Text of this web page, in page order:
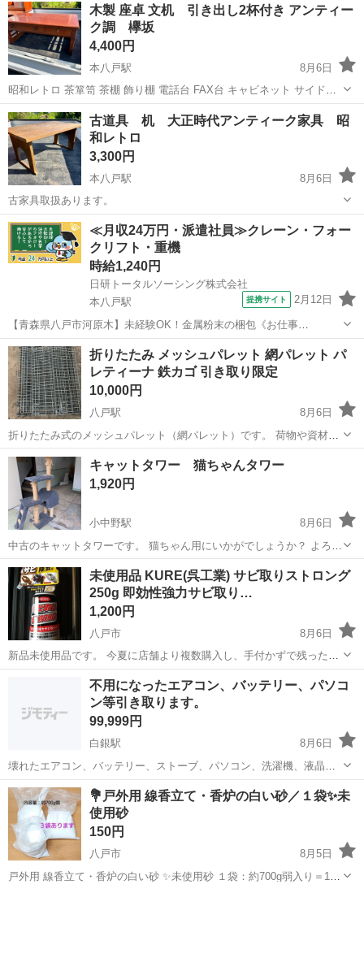
木製 座卓 文机 引き出し2杯付き アンティー
ク調 欅坂
4,400円
本八戸駅
8月6日
昭和レトロ 茶箪笥 茶棚 飾り棚 電話台 FAX台 キャビネット サイドボ
ード 収納棚 和家具 民芸家具 古民家 アンティーク ヴィンテージ レト
ロ家具 天然木 無垢調 チェスト 引き出し収納 和モダン
青森 八戸市 本八戸駅 その他
古道具 机 大正時代アンティーク家具 昭
和レトロ
3,300円
本八戸駅
8月6日
古家具取扱あります。
青森 八戸市 本八戸駅 その他
≪月収24万円・派遣社員≫クレーン・フォー
クリフト・重機
時給1,240円
日研トータルソーシング株式会社
本八戸駅
提携サイト 2月12日
【青森県八戸市河原木】未経験OK！金属粉末の梱包《お仕事
No.2A160》 お仕事について 金属粉末をビニール袋へ梱包していく作
業や、粉末をふるいにかけて大きさ別に分ける作業です。 ※業務の変
更、就業場所の変更の範囲、契...
青森 八戸市 本八戸駅
折りたたみ メッシュパレット 網パレット パ
レティーナ 鉄カゴ 引き取り限定
10,000円
八戸駅
8月6日
折りたたみ式のメッシュパレット（網パレット）です。 荷物や資材の
保管・運搬、倉庫整理、農業・工場・DIYなど幅広い用途でご使用いた
だけます。 中古品のため、キズ・サビ・汚れなど使用感があります
が、通常使用には問題ありませ...
青森 八戸市 八戸駅
キャットタワー 猫ちゃんタワー
1,920円
小中野駅
8月6日
中古のキャットタワーです。 猫ちゃん用にいかがでしょうか？ よろし
くお願いします。
青森 八戸市 小中野駅 その他 キャットタワー
未使用品 KURE(呉工業) サビ取りストロング
250g 即効性強力サビ取り…
1,200円
八戸市
8月6日
新品未使用品です。 今夏に店舗より複数購入し、手付かずで残った未
使用の１個をお譲りいたします。
https://www.kure.com/product/k1436/
八戸市 その他 KURE
不用になったエアコン、バッテリー、パソコ
ン等引き取ります。
99,999円
白銀駅
8月6日
壊れたエアコン、バッテリー、ストーブ、パソコン、洗濯機、液晶テ
レビ、その他廃家電やアルミホイール付き廃タイヤやガスコンロも無
料で引き取ります。 内容により引き取りに伺いますのでお問い合わせ
下さい。
青森 八戸市 白銀駅 その他
💐戸外用 線香立て・香炉の白い砂／１袋✨未
使用砂
150円
八戸市
8月5日
戸外用 線香立て・香炉の白い砂 ✨未使用砂 １袋：約700g弱入り＝150